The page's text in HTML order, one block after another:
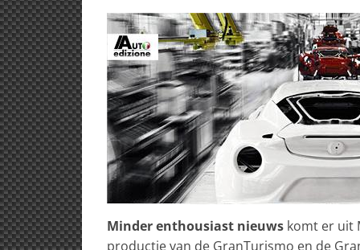
Minder enthousiast nieuws komt er uit
productie van de GranTurismo en de